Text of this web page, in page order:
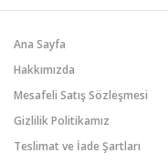
Ana Sayfa
Hakkımızda
Mesafeli Satış Sözleşmesi
Gizlilik Politikamız
Teslimat ve İade Şartları